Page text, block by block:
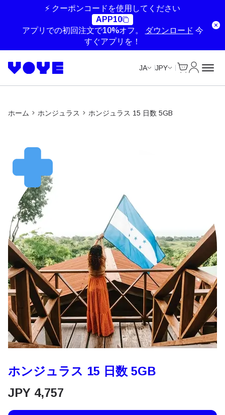
⚡ クーポンコードを使用してください
APP10
アプリでの初回注文で10%オフ。
ダウンロード 今
すぐアプリを！
JA JPY
ホーム ホンジュラス ホンジュラス 15 日数 5GB
ホンジュラス 15 日数 5GB
JPY 4,757